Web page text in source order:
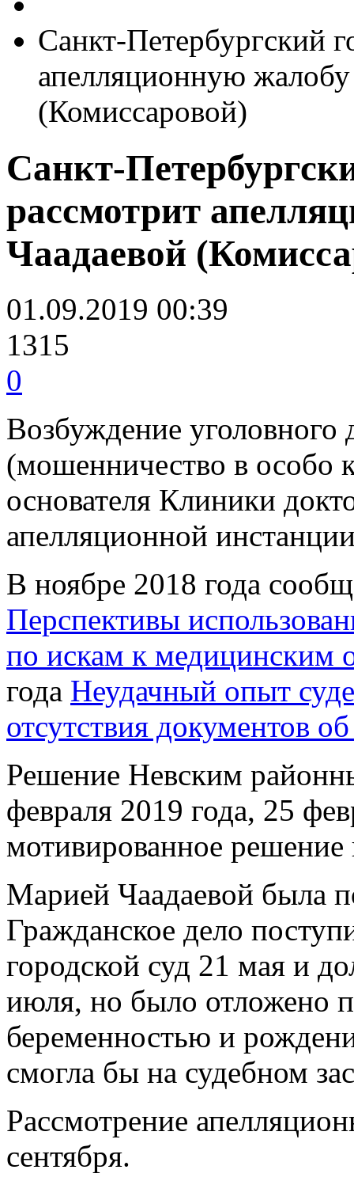
Санкт-Петербургский
апелляционную
(Комиссаровой)
Санкт-
рассмотрит
Чаадаевой
01.09.2019 00:39
1315
0
Возбуждение
(мошенничество в особо
основателя Клиники
апелляционной
В ноябре 2018 года
Перспективы
по искам к медицинским
года Неудачный опыт
отсутствия документов
Решение Невским
февраля 2019 года, 25
мотивированное
Марией Чаадаевой была
Гражданское дело
городской суд 21 мая и
июля, но было отложено
беременностью и
смогла бы на судебном
Рассмотрение
сентября.